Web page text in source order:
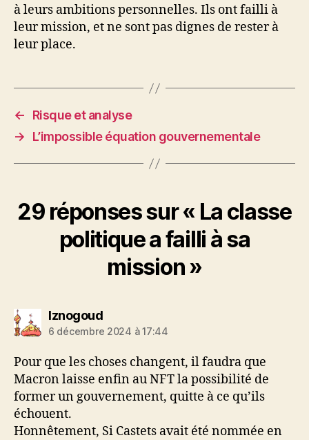
à leurs ambitions personnelles. Ils ont failli à
leur mission, et ne sont pas dignes de rester à
leur place.
←
Risque et analyse
→
L’impossible équation gouvernementale
29 réponses sur « La classe
politique a failli à sa
mission »
Iznogouddit :
6 décembre 2024 à 17:44
Pour que les choses changent, il faudra que
Macron laisse enfin au NFT la possibilité de
former un gouvernement, quitte à ce qu’ils
échouent.
Honnêtement, Si Castets avait été nommée en